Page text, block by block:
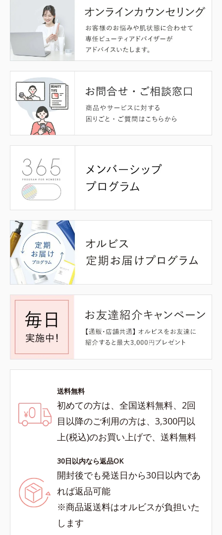
送料無料
初めての方は、全国送料無料、2回
目以降のご利用の方は、3,300円以
上(税込)のお買い上げで、送料無料
30日以内なら返品OK
開封後でも発送日から30日以内であ
れば返品可能
※商品返送料はオルビスが負担いた
します